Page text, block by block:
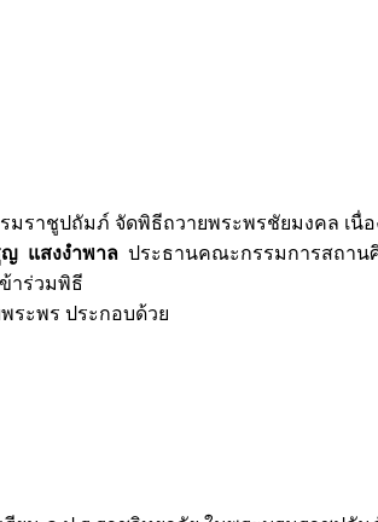
รมราชูปถัมภ์ จัดพิธีถวายพระพรชัยมงคล เ
แสงงำพาล ประธานคณะกรรมการสถาน
าร่วมพิธี
ระพร ประกอบด้วย